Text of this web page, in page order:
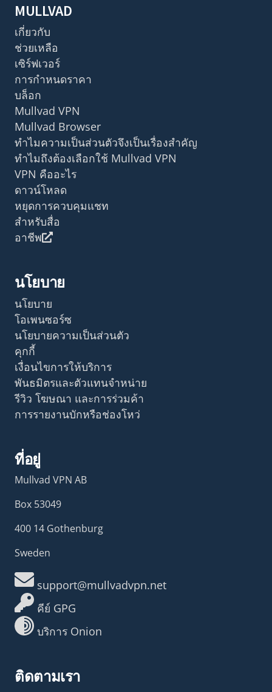
MULLVAD
เกี่ยวกับ
ช่วยเหลือ
เซิร์ฟเวอร์
การกำหนดราคา
บล็อก
Mullvad VPN
Mullvad Browser
ทำไมความเป็นส่วนตัวจึงเป็นเรื่องสำคัญ
ทำไมถึงต้องเลือกใช้ Mullvad VPN
VPN คืออะไร
ดาวน์โหลด
หยุดการควบคุมแชท
สำหรับสื่อ
อาชีพ
นโยบาย
นโยบาย
โอเพนซอร์ซ
นโยบายความเป็นส่วนตัว
คุกกี้
เงื่อนไขการให้บริการ
พันธมิตรและตัวแทนจำหน่าย
รีวิว โฆษณา และการร่วมค้า
การรายงานบักหรือช่องโหว่
ที่อยู่
Mullvad VPN AB
Box 53049
400 14 Gothenburg
Sweden
support@mullvadvpn.net
คีย์ GPG
บริการ Onion
ติดตามเรา